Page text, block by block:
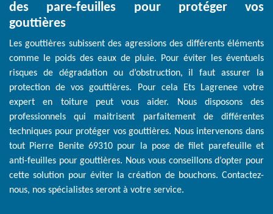
des pare-feuilles pour protéger vos
gouttières
Les gouttières subissent des agressions des différents éléments
comme le poids des eaux de pluie. Pour éviter les éventuels
risques de dégradation ou d’obstruction, il faut assurer la
protection de vos gouttières. Pour cela Ets Lagrenee votre
expert en toiture peut vous aider. Nous disposons des
professionnels qui maitrisent parfaitement de différentes
techniques pour protéger vos gouttières. Nous intervenons dans
tout Pierre Benite 69310 pour la pose de filet parefeuille et
anti-feuilles pour gouttières. Nous vous conseillons d’opter pour
cette solution pour éviter la création de bouchons. Contactez-
nous, nos spécialistes seront à votre service.